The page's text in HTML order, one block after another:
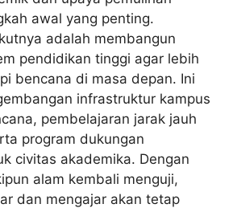
awal yang penting.
adalah membangun
pendidikan tinggi agar lebih
bencana di masa depan. Ini
infrastruktur kampus
pembelajaran jarak jauh
program dukungan
civitas akademika. Dengan
alam kembali menguji,
dan mengajar akan tetap